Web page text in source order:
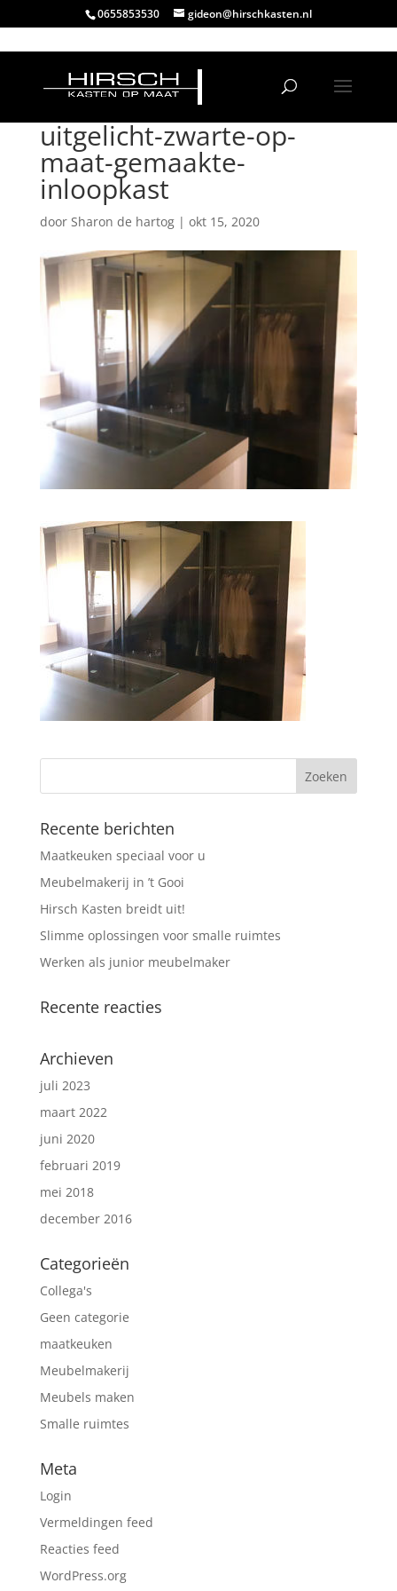
0655853530 gideon@hirschkasten.nl
uitgelicht-zwarte-op-
maat-gemaakte-
inloopkast
door Sharon de hartog| okt 15, 2020
Recente berichten
Maatkeuken speciaal voor u
Meubelmakerij in ’t Gooi
Hirsch Kasten breidt uit!
Slimme oplossingen voor smalle ruimtes
Werken als junior meubelmaker
Recente reacties
Archieven
juli 2023
maart 2022
juni 2020
februari 2019
mei 2018
december 2016
Categorieën
Collega's
Geen categorie
maatkeuken
Meubelmakerij
Meubels maken
Smalle ruimtes
Meta
Login
Vermeldingen feed
Reacties feed
WordPress.org